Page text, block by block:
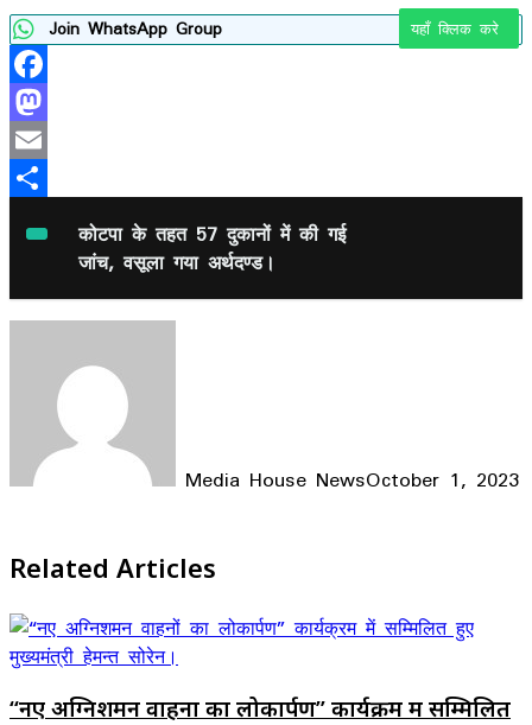
Join WhatsApp Group यहाँ क्लिक करे
Facebook
Mastodon
Email
कोटपा के तहत 57 दुकानों में की गई
जांच, वसूला गया अर्थदण्ड।
Media House NewsOctober 1, 2023
Related Articles
“नए अग्निशमन वाहनों का लोकार्पण” कार्यक्रम में सम्मिलित